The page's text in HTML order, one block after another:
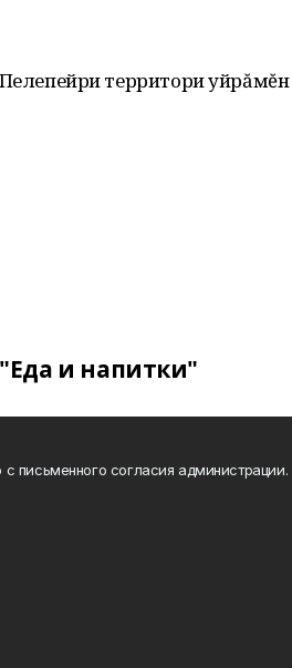
территори уйрăмĕн
и напитки"
письменного согласия администрации.